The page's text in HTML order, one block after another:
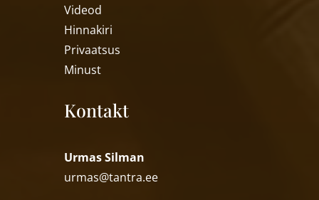
Videod
Hinnakiri
Privaatsus
Minust
Kontakt
Urmas Silman
urmas@tantra.ee